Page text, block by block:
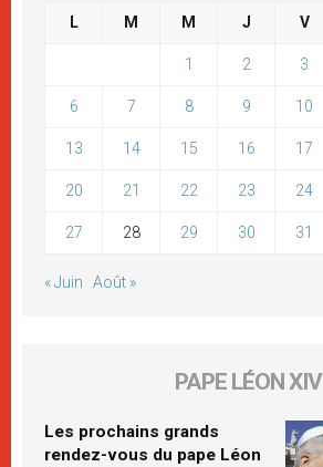
L M M J V
1 2 3
6 7 8 9 10
13 14 15 16 17
20 21 22 23 24
27 28 29 30 31
« Juin Août »
PAPE LÉON XIV
Les prochains grands
rendez-vous du pape Léon